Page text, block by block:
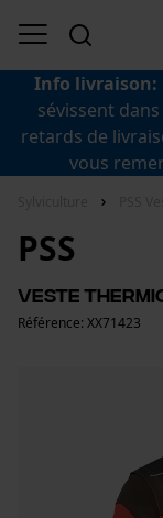
Info livraison:
sévissent
retards de
vous
PSS
Veste
Référence: XX71423